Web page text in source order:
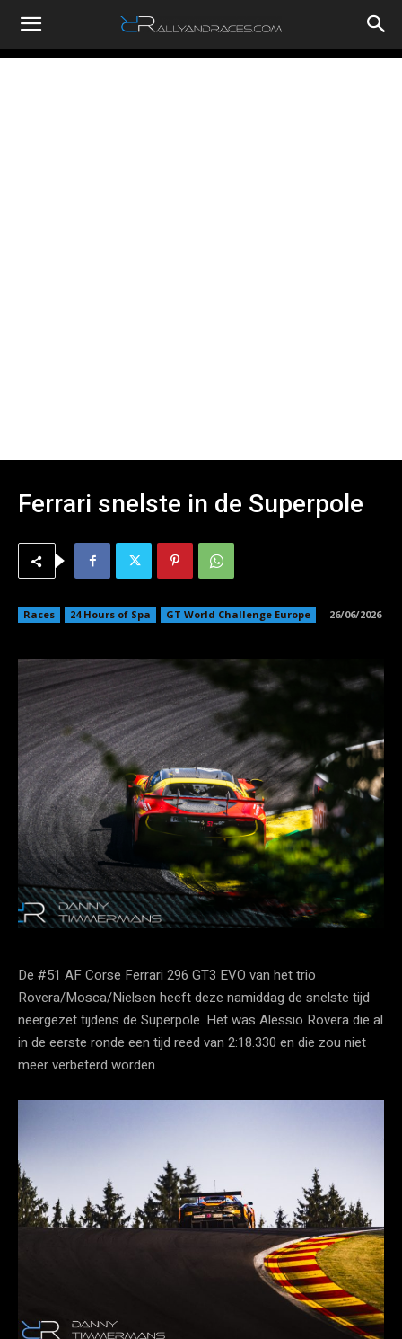
RallyandRaces.com
Ferrari snelste in de Superpole
Races 24 Hours of Spa GT World Challenge Europe 26/06/2026
De #51 AF Corse Ferrari 296 GT3 EVO van het trio
Rovera/Mosca/Nielsen heeft deze namiddag de snelste tijd
neergezet tijdens de Superpole. Het was Alessio Rovera die al
in de eerste ronde een tijd reed van 2:18.330 en die zou niet
meer verbeterd worden.